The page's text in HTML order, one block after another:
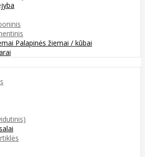
Palapinės žiemai / kūbai